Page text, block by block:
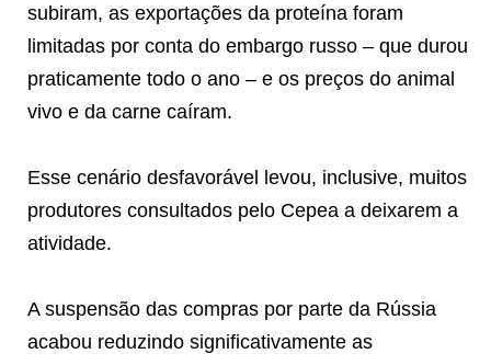
subiram, as exportações da proteína foram
limitadas por conta do embargo russo – que durou
praticamente todo o ano – e os preços do animal
vivo e da carne caíram.
Esse cenário desfavorável levou, inclusive, muitos
produtores consultados pelo Cepea a deixarem a
atividade.
A suspensão das compras por parte da Rússia
acabou reduzindo significativamente as